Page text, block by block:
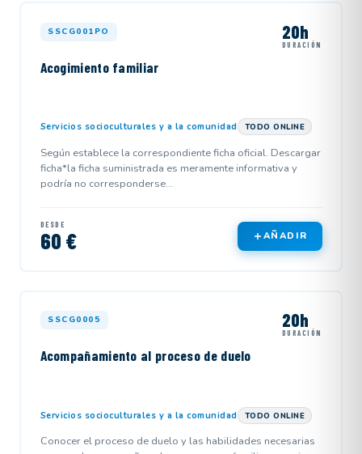
SSCG001PO 20h
DURACIÓN
Acogimiento familiar
Servicios socioculturales y a la comunidad TODO ONLINE
Según establece la correspondiente ficha oficial. Descargar
ficha*la ficha suministrada es meramente informativa y
podría no corresponderse...
DESDE
60 € AÑADIR
SSCG0005 20h
DURACIÓN
Acompañamiento al proceso de duelo
Servicios socioculturales y a la comunidad TODO ONLINE
Conocer el proceso de duelo y las habilidades necesarias